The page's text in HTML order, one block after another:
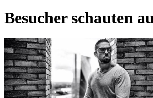
Besucher schauten